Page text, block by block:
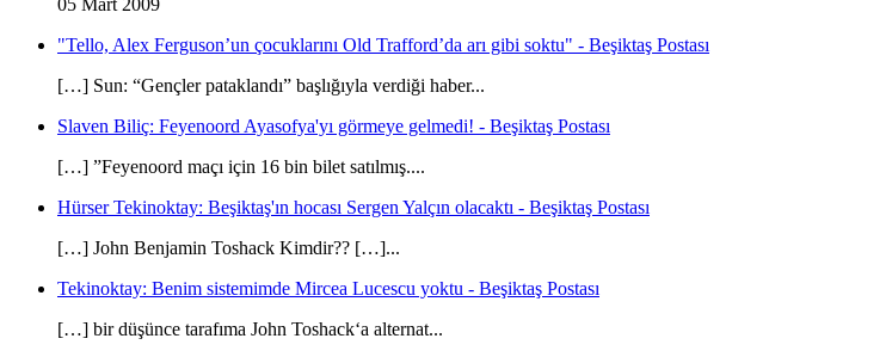
"Tello, Alex Ferguson’un çocuklarını Old Trafford’da arı gibi soktu" - Beşiktaş Postası
[…] Sun: “Gençler pataklandı” başlığıyla verdiği haber...
Slaven Biliç: Feyenoord Ayasofya'yı görmeye gelmedi! - Beşiktaş Postası
[…] ”Feyenoord maçı için 16 bin bilet satılmış....
Hürser Tekinoktay: Beşiktaş'ın hocası Sergen Yalçın olacaktı - Beşiktaş Postası
[…] John Benjamin Toshack Kimdir?? […]...
Tekinoktay: Benim sistemimde Mircea Lucescu yoktu - Beşiktaş Postası
[…] bir düşünce tarafıma John Toshack‘a alternat...